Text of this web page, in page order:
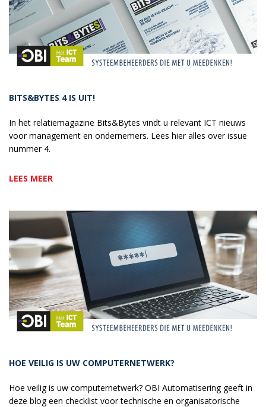
BITS&BYTES 4 IS UIT!
In het relatiemagazine Bits&Bytes vindt u relevant ICT nieuws
voor management en ondernemers. Lees hier alles over issue
nummer 4.
LEES MEER
HOE VEILIG IS UW COMPUTERNETWERK?
Hoe veilig is uw computernetwerk? OBI Automatisering geeft in
deze blog een checklist voor technische en organisatorische